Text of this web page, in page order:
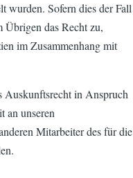
wurden. Sofern dies der Fall
Übrigen das Recht zu,
im Zusammenhang mit
Auskunftsrecht in Anspruch
an unseren
Mitarbeiter des für die